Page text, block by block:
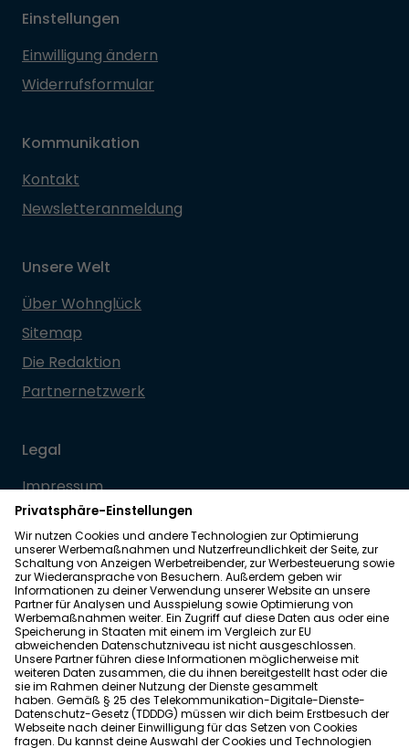
Einstellungen
Einwilligung ändern
Widerrufsformular
Kommunikation
Kontakt
Newsletteranmeldung
Unsere Welt
Über Wohnglück
Sitemap
Die Redaktion
Partnernetzwerk
Legal
Impressum
Datenschutz
Allgemeine Geschäftsbedingungen
Barrierefreiheit